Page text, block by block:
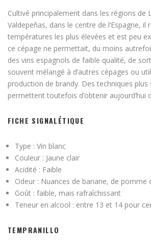
Cultivé principalement dans les régions de
Valdepeñas, dans le centre de l’Espagne, il
températures les plus élevées et est peu
ce cépage ne permettait, du moins
des vins espagnols de faible qualité, de
souvent mélangé à d’autres cépages ou
production de brandy. Des techniques plus
permettent toutefois d’obtenir aujourd’hui
FICHE SIGNALÉTIQUE
Type : Vin blanc
Couleur : Jaune clair
Acidité : Faible
Odeur : Nuances de banane, de pomme
Goût : faible, mais rafraîchissant
Teneur en alcool : entre 13 et 14 pour
TEMPRANILLO